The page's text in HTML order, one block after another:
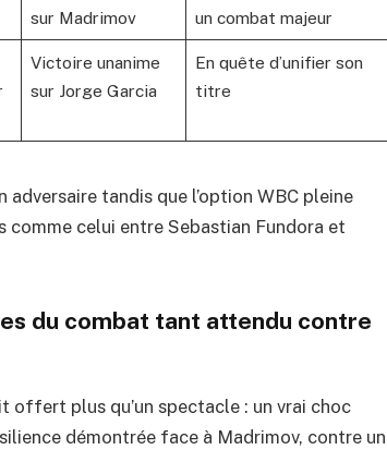
sur Madrimov
un combat majeur
Victoire unanime
sur Jorge Garcia
En quête d’unifier son
titre
tandis que l’option WBC pleine
celui entre Sebastian Fundora et
du combat tant attendu contre
offert plus qu’un spectacle : un vrai choc
démontrée face à Madrimov, contre un